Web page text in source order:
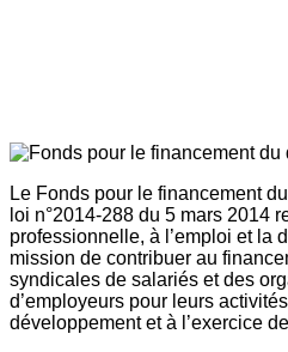
Le Fonds pour le financement
loi n°2014-288 du 5 mars 2014
professionnelle, à l’emploi et la
mission de contribuer au
syndicales de salariés et des
d’employeurs pour leurs
développement et à l’exercice